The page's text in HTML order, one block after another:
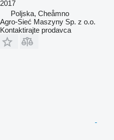
2017
Poljska, Cheåmno
Agro-Sieć Maszyny Sp. z o.o.
Kontaktirajte prodavca